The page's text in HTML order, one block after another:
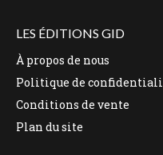
LES ÉDITIONS GID
À propos de nous
Politique de
Conditions de vente
Plan du site